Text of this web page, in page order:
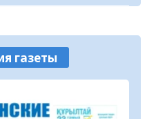
64 0
поддержку
в новые
газеты